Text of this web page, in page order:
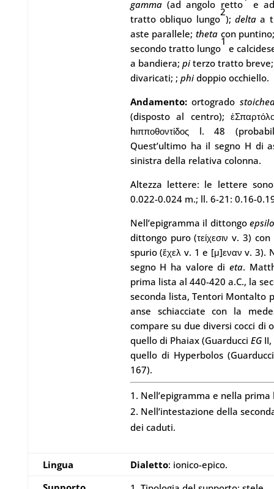
gamma(ad angolo retto
e
tratto obliquo lungo
2
); deltaa
aste parallele;theta con
secondo tratto lungo
1
e
a bandiera; piterzo tratto
divaricati; ; phi doppio occhiello.
Andamento:ortogrado
(disposto al centro);
hιπποθοντίδος l. 48
Quest’ultimo ha il segno H di
sinistra della relativa colonna.
Altezza lettere: le lettere
0.022-0.024 m.; ll. 6-21: 0.16-
Nell’epigramma il dittongo
dittongo puro (τείχεσιν v. 3)
spurio (ἔχελ v. 1 e [μ]εναν v.
segno H ha valore di eta.
prima lista al 440-420 a.C., la
seconda lista, Tentori Montalto
anse schiacciate con la
compare su due diversi cocci di
quello di Phaiax (Guarducci EG
quello di Hyperbolos
167).
Nell’epigramma e nella
Nell’intestazione della
dei caduti.
Lingua Dialetto: ionico-epico.